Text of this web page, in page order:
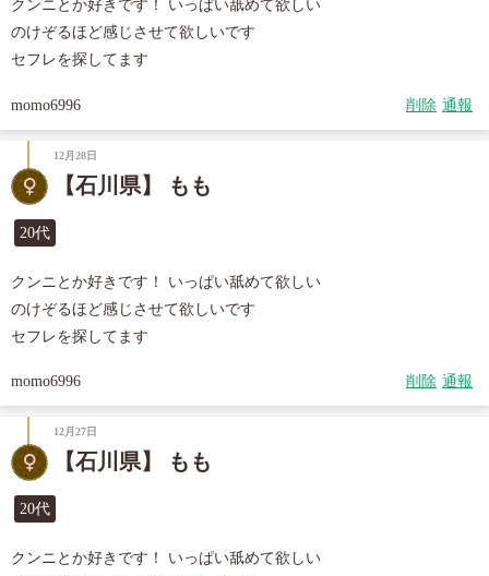
クンニとか好きです！ いっぱい舐めて欲しい
のけぞるほど感じさせて欲しいです
セフレを探してます
momo6996 削除 通報
12月28日
【石川県】 もも
20代
クンニとか好きです！ いっぱい舐めて欲しい
のけぞるほど感じさせて欲しいです
セフレを探してます
momo6996 削除 通報
12月27日
【石川県】 もも
20代
クンニとか好きです！ いっぱい舐めて欲しい